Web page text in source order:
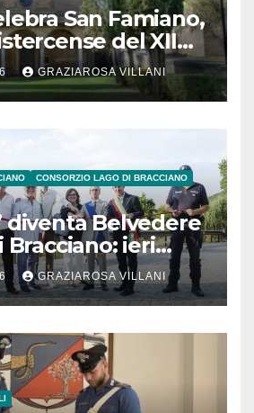
San Famiano,
del XII
GRAZIAROSA VILLANI
CONSORZIO LAGO DI BRACCIANO
diventa Belvedere
Bracciano: ieri
GRAZIAROSA VILLANI